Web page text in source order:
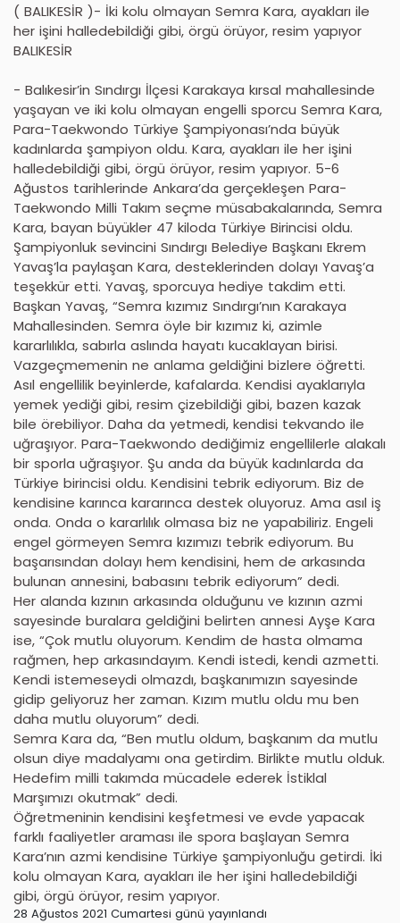
( BALIKESİR )- İki kolu olmayan Semra Kara, ayakları ile
her işini halledebildiği gibi, örgü örüyor, resim yapıyor
BALIKESİR
- Balıkesir’in Sındırgı İlçesi Karakaya kırsal mahallesinde
yaşayan ve iki kolu olmayan engelli sporcu Semra Kara,
Para-Taekwondo Türkiye Şampiyonası’nda büyük
kadınlarda şampiyon oldu. Kara, ayakları ile her işini
halledebildiği gibi, örgü örüyor, resim yapıyor. 5-6
Ağustos tarihlerinde Ankara’da gerçekleşen Para-
Taekwondo Milli Takım seçme müsabakalarında, Semra
Kara, bayan büyükler 47 kiloda Türkiye Birincisi oldu.
Şampiyonluk sevincini Sındırgı Belediye Başkanı Ekrem
Yavaş’la paylaşan Kara, desteklerinden dolayı Yavaş’a
teşekkür etti. Yavaş, sporcuya hediye takdim etti.
Başkan Yavaş, “Semra kızımız Sındırgı’nın Karakaya
Mahallesinden. Semra öyle bir kızımız ki, azimle
kararlılıkla, sabırla aslında hayatı kucaklayan birisi.
Vazgeçmemenin ne anlama geldiğini bizlere öğretti.
Asıl engellilik beyinlerde, kafalarda. Kendisi ayaklarıyla
yemek yediği gibi, resim çizebildiği gibi, bazen kazak
bile örebiliyor. Daha da yetmedi, kendisi tekvando ile
uğraşıyor. Para-Taekwondo dediğimiz engellilerle alakalı
bir sporla uğraşıyor. Şu anda da büyük kadınlarda da
Türkiye birincisi oldu. Kendisini tebrik ediyorum. Biz de
kendisine karınca kararınca destek oluyoruz. Ama asıl iş
onda. Onda o kararlılık olmasa biz ne yapabiliriz. Engeli
engel görmeyen Semra kızımızı tebrik ediyorum. Bu
başarısından dolayı hem kendisini, hem de arkasında
bulunan annesini, babasını tebrik ediyorum” dedi.
Her alanda kızının arkasında olduğunu ve kızının azmi
sayesinde buralara geldiğini belirten annesi Ayşe Kara
ise, “Çok mutlu oluyorum. Kendim de hasta olmama
rağmen, hep arkasındayım. Kendi istedi, kendi azmetti.
Kendi istemeseydi olmazdı, başkanımızın sayesinde
gidip geliyoruz her zaman. Kızım mutlu oldu mu ben
daha mutlu oluyorum” dedi.
Semra Kara da, “Ben mutlu oldum, başkanım da mutlu
olsun diye madalyamı ona getirdim. Birlikte mutlu olduk.
Hedefim milli takımda mücadele ederek İstiklal
Marşımızı okutmak” dedi.
Öğretmeninin kendisini keşfetmesi ve evde yapacak
farklı faaliyetler araması ile spora başlayan Semra
Kara’nın azmi kendisine Türkiye şampiyonluğu getirdi. İki
kolu olmayan Kara, ayakları ile her işini halledebildiği
gibi, örgü örüyor, resim yapıyor.
28 Ağustos 2021 Cumartesi günü yayınlandı